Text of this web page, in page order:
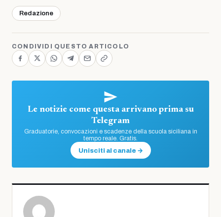
Redazione
CONDIVIDI QUESTO ARTICOLO
Le notizie come questa arrivano prima su
Telegram
Graduatorie, convocazioni e scadenze della scuola siciliana in
tempo reale. Gratis.
Unisciti al canale →